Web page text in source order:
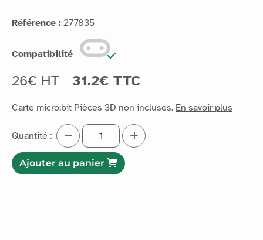
Référence : 277835
Compatibilité
26€ HT 31.2€ TTC
Carte micro:bit Pièces 3D non incluses. En savoir plus
Quantité :
Ajouter au panier